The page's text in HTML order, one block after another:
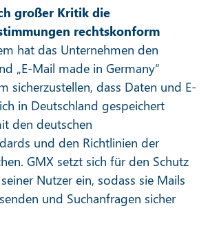
großer Kritik die
rechtskonform
hat das Unternehmen den
„E-Mail made in Germany“
sicherzustellen, dass Daten und E-
in Deutschland gespeichert
den deutschen
und den Richtlinien der
GMX setzt sich für den Schutz
Nutzer ein, sodass sie Mails
und Suchanfragen sicher